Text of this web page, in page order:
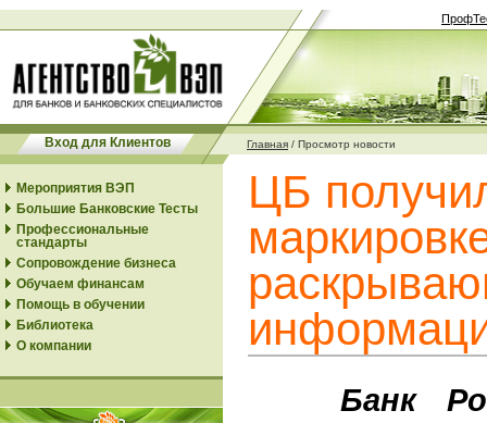
Вход для Клиентов Главная / Просмотр новости
Мероприятия ВЭП
Большие Банковские Тесты
Профессиональные
стандарты
Сопровождение бизнеса
Обучаем финансам
Помощь в обучении
Библиотека
О компании
ЦБ
Банк